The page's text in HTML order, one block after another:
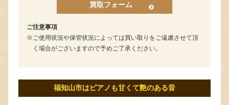
買取フォーム
ご注意事項
ご使用状況や保管状況によっては買い取りをご遠慮させて頂
く場合がございますので予めご了承ください。
福知山市はピアノも甘くて艶のある音